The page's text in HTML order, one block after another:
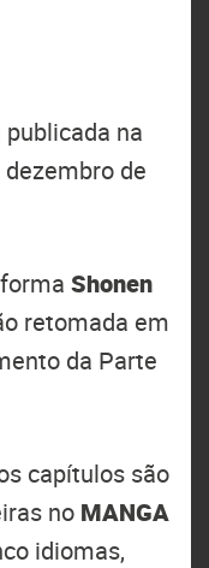
na
de
Shonen
retomada em
da Parte
capítulos são
no MANGA
idiomas,